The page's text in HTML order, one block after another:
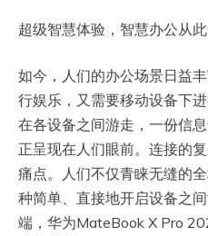
超级智慧体验，智慧办公从
如今，人们的办公场景日益
行娱乐，又需要移动设备下
在各设备之间游走，一份信
正呈现在人们眼前。连接的
痛点。人们不仅青睐无缝的
种简单、直接地开启设备之
端，华为MateBook X Pro